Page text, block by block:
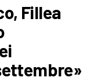
Fillea